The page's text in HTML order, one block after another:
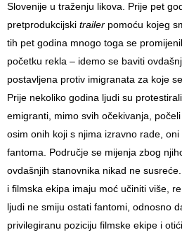
Slovenije u traženju likova. Prije pet
pretprodukcijski trailer pomoću kojeg
tih pet godina mnogo toga se
početku rekla – idemo se baviti
postavljena protiv imigranata za koje
Prije nekoliko godina ljudi su
emigranti, mimo svih očekivanja,
osim onih koji s njima izravno rade,
fantoma. Područje se mijenja zbog
ovdašnjih stanovnika nikad ne
i filmska ekipa imaju moć učiniti više,
ljudi ne smiju ostati fantomi, odnosno
privilegiranu poziciju filmske ekipe i